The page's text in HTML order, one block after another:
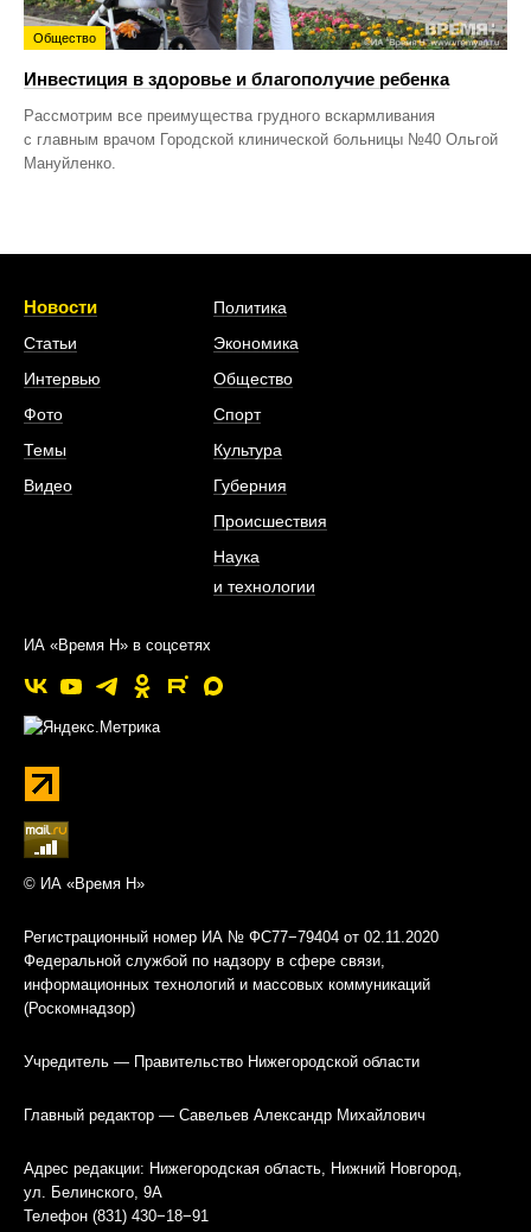
Общество
Инвестиция в здоровье и благополучие ребенка
Рассмотрим все преимущества грудного вскармливания
с главным врачом Городской клинической больницы №40 Ольгой
Мануйленко.
Новости
Статьи
Интервью
Фото
Темы
Видео
Политика
Экономика
Общество
Спорт
Культура
Губерния
Происшествия
Наука
и технологии
ИА «Время Н» в соцсетях
© ИА «Время Н»
Регистрационный номер ИА № ФС77−79404 от 02.11.2020
Федеральной службой по надзору в сфере связи,
информационных технологий и массовых коммуникаций
(Роскомнадзор)
Учредитель — Правительство Нижегородской области
Главный редактор — Савельев Александр Михайлович
Адрес редакции: Нижегородская область, Нижний Новгород,
ул. Белинского, 9А
Телефон (831) 430−18−91